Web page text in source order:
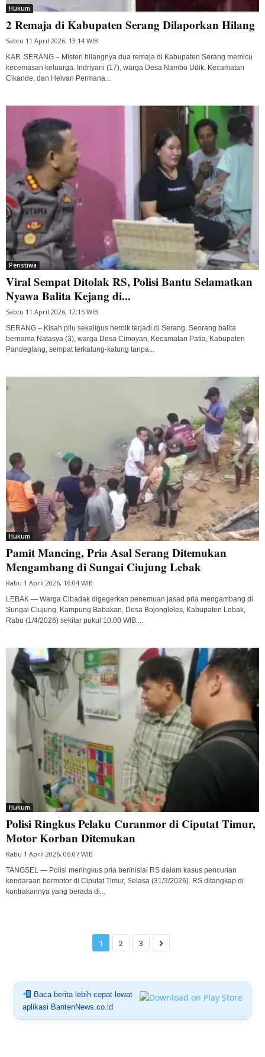
Hukum
2 Remaja di Kabupaten Serang Dilaporkan Hilang
Sabtu 11 April 2026, 13:14 WIB
KAB. SERANG – Misteri hilangnya dua remaja di Kabupaten Serang memicu
kecemasan keluarga. Indriyani (17), warga Desa Nambo Udik, Kecamatan
Cikande, dan Helvan Permana...
Peristiwa
Viral Sempat Ditolak RS, Polisi Bantu Selamatkan
Nyawa Balita Kejang di...
Sabtu 11 April 2026, 12:15 WIB
SERANG – Kisah pilu sekaligus heroik terjadi di Serang. Seorang balita
bernama Natasya (3), warga Desa Cimoyan, Kecamatan Patia, Kabupaten
Pandeglang, sempat terkatung-katung tanpa...
Hukum
Pamit Mancing, Pria Asal Serang Ditemukan
Mengambang di Sungai Ciujung Lebak
Rabu 1 April 2026, 16:04 WIB
LEBAK — Warga Cibadak digegerkan penemuan jasad pria mengambang di
Sungai Ciujung, Kampung Babakan, Desa Bojongleles, Kabupaten Lebak,
Rabu (1/4/2026) sekitar pukul 10.00 WIB....
Hukum
Polisi Ringkus Pelaku Curanmor di Ciputat Timur,
Motor Korban Ditemukan
Rabu 1 April 2026, 06:07 WIB
TANGSEL — Polisi meringkus pria berinisial RS dalam kasus pencurian
kendaraan bermotor di Ciputat Timur, Selasa (31/3/2026). RS ditangkap di
kontrakannya yang berada di...
1 2 3
Baca berita lebih cepat lewat
aplikasi BantenNews.co.id